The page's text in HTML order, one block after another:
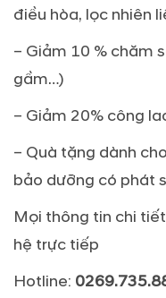
điều hòa, lọc nhiên
– Giảm 10 % chăm
gầm…)
– Giảm 20% công
– Quà tặng dành
bảo dưỡng có phát
Mọi thông tin chi
hệ trực tiếp
Hotline: